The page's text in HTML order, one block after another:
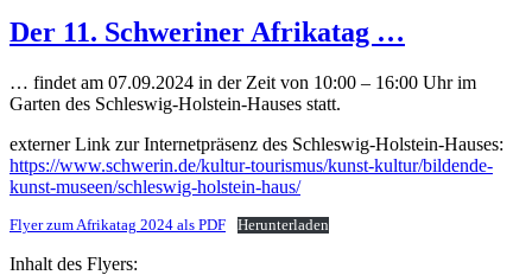
Der 11. Schweriner Afrikatag …
… findet am 07.09.2024 in der Zeit von 10:00 – 16:00 Uhr im
Garten des Schleswig-Holstein-Hauses statt.
externer Link zur Internetpräsenz des Schleswig-Holstein-Hauses:
https://www.schwerin.de/kultur-tourismus/kunst-kultur/bildende-
kunst-museen/schleswig-holstein-haus/
Flyer zum Afrikatag 2024 als PDF Herunterladen
Inhalt des Flyers: